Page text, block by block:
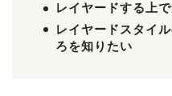
レイヤードする上
レイヤードスタイ
ろを知りたい